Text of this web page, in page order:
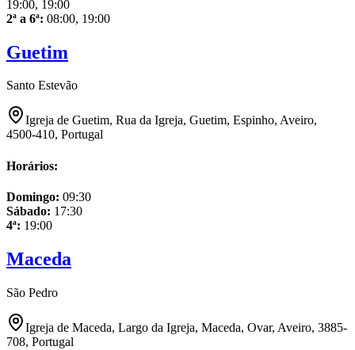
19:00, 19:00
2ª a 6ª: 08:00, 19:00
Guetim
Santo Estevão
Igreja de Guetim, Rua da Igreja, Guetim, Espinho, Aveiro,
4500-410, Portugal
Horários:
Domingo: 09:30
Sábado: 17:30
4ª: 19:00
Maceda
São Pedro
Igreja de Maceda, Largo da Igreja, Maceda, Ovar, Aveiro, 3885-
708, Portugal